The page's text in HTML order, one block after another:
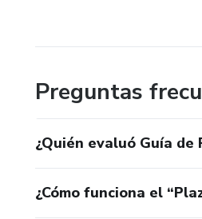
Preguntas
¿Quién evaluó Guía
¿Cómo funciona el